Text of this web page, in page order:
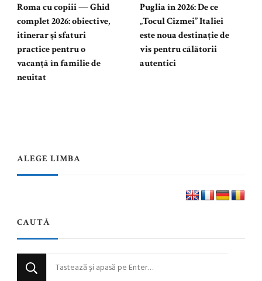
Roma cu copiii — Ghid
complet 2026: obiective,
itinerar și sfaturi
practice pentru o
vacanță în familie de
neuitat
Puglia în 2026: De ce
„Tocul Cizmei” Italiei
este noua destinație de
vis pentru călătorii
autentici
ALEGE LIMBA
CAUTĂ
Cauți